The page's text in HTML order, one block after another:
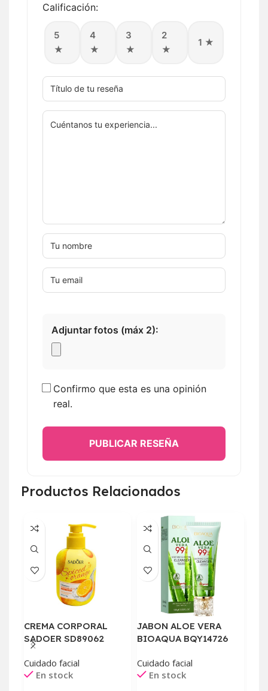
Calificación:
5
★
4
★
3
★
2
★
1 ★
Adjuntar fotos (máx 2):
Confirmo que esta es una opinión
real.
PUBLICAR RESEÑA
Productos Relacionados
CREMA CORPORAL
SADOER SD89062
Cuidado facial
En stock
JABON ALOE VERA
BIOAQUA BQY14726
Cuidado facial
En stock